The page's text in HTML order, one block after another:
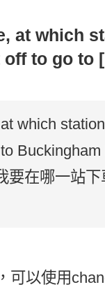
at which
to go to [
which
要在哪一站下
可以使用